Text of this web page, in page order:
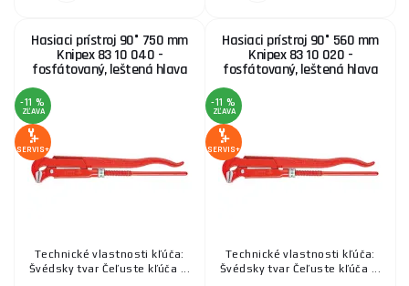
Hasiaci prístroj 90° 750 mm
Knipex 83 10 040 -
fosfátovaný, leštená hlava
-11 %
ZĽAVA
SERVIS+
Technické vlastnosti kľúča:
Švédsky tvar Čeľuste kľúča ...
Hasiaci prístroj 90° 560 mm
Knipex 83 10 020 -
fosfátovaný, leštená hlava
-11 %
ZĽAVA
SERVIS+
Technické vlastnosti kľúča:
Švédsky tvar Čeľuste kľúča ...